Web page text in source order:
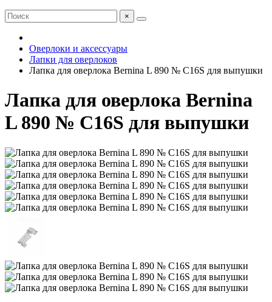
×
Оверлоки и аксессуары
Лапки для оверлоков
Лапка для оверлока Bernina L 890 № C16S для выпушки
Лапка для оверлока Bernina
L 890 № C16S для выпушки